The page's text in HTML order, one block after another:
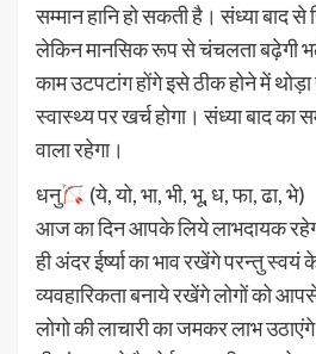
सम्मान हानि हो सकती है। संध्या बाद
लेकिन मानसिक रूप से चंचलता बढ़ेगी
काम उटपटांग होंगे इसे ठीक होने में
स्वास्थ्य पर खर्च होगा। संध्या बाद का
वाला रहेगा।
धनु
(ये, यो, भा, भी, भू, ध, फा, ढा, भे)
आज का दिन आपके लिये लाभदायक
ही अंदर ईर्ष्या का भाव रखेंगे परन्तु स्वयं
व्यवहारिकता बनाये रखेंगे लोगों को
लोगो की लाचारी का जमकर लाभ